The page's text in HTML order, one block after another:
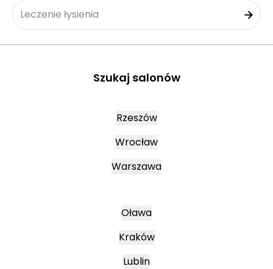
Leczenie łysienia
Szukaj salonów
Rzeszów
Wrocław
Warszawa
Oława
Kraków
Lublin